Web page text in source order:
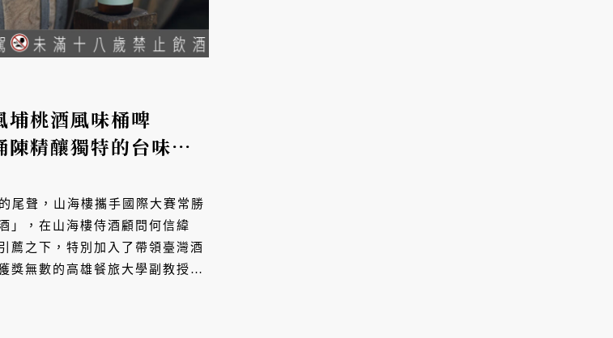
埔桃酒風味桶啤
陳精釀獨特的台味風
尾聲，山海樓攜手國際大賽常勝
」，在山海樓侍酒顧問何信緯
薦之下，特別加入了帶領臺灣酒
獎無數的高雄餐旅大學副教授陳